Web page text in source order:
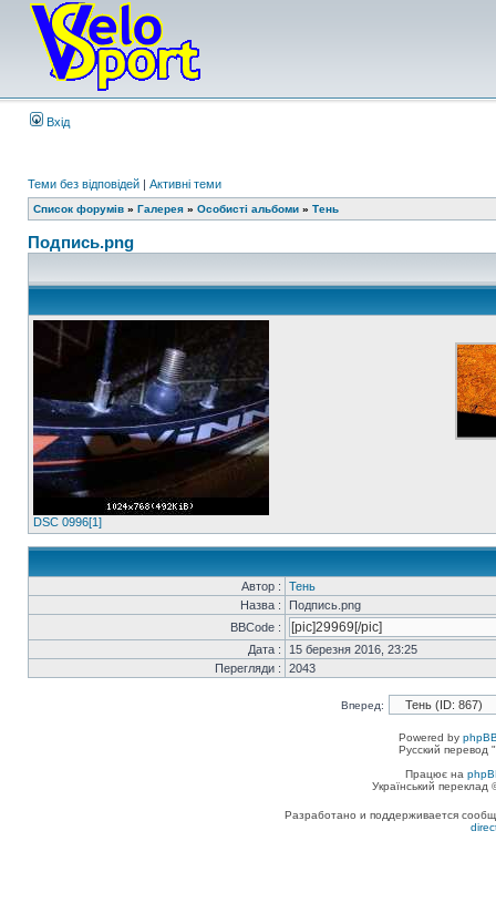
Вхід
Теми без відповідей | Активні теми
Список форумів » Галерея » Особисті альбоми » Тень
Подпись.png
DSC 0996[1]
Автор :
Тень
Назва :
Подпись.png
BBCode :
Дата :
15 березня 2016, 23:25
Перегляди :
2043
Вперед:
Powered by
Русский перевод
Працює на
Український
Разработано и поддерживается